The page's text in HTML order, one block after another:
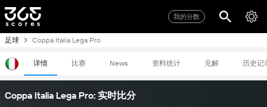
我的分数
足球 Coppa Italia Lega Pro
详情 比赛 News 资料统计 见解 历史记
Coppa Italia Lega Pro: 实时比分